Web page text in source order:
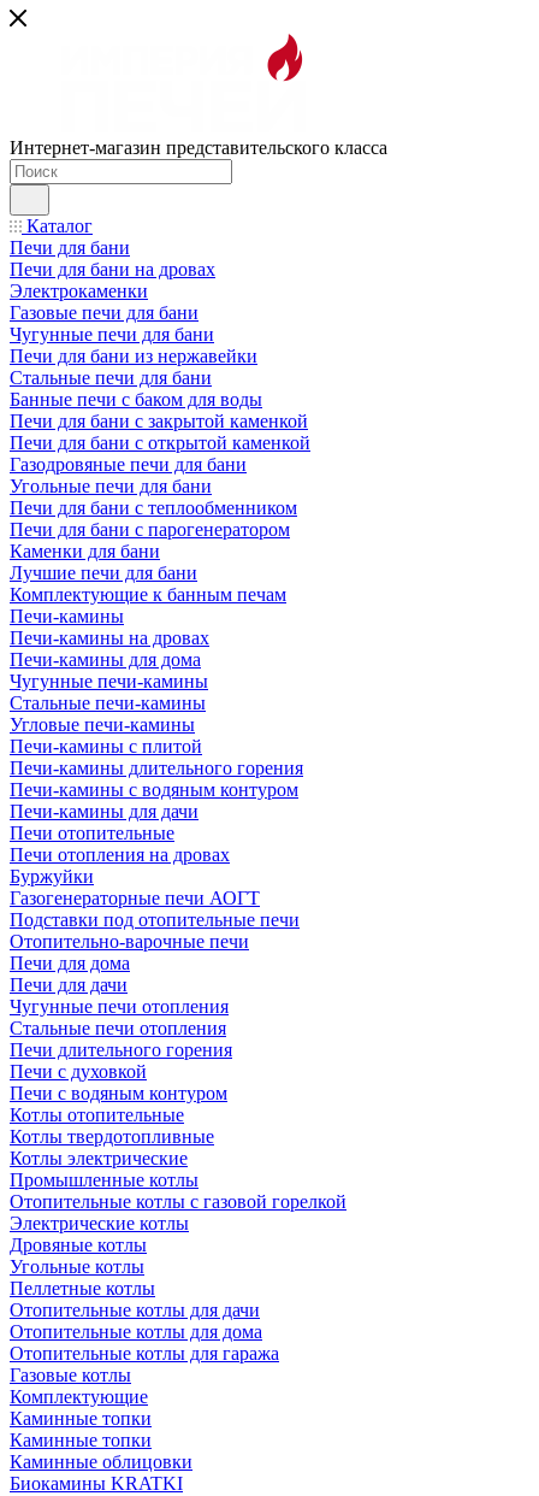
Интернет-магазин представительского класса
Каталог
Печи для бани
Печи для бани на дровах
Электрокаменки
Газовые печи для бани
Чугунные печи для бани
Печи для бани из нержавейки
Стальные печи для бани
Банные печи с баком для воды
Печи для бани с закрытой каменкой
Печи для бани с открытой каменкой
Газодровяные печи для бани
Угольные печи для бани
Печи для бани с теплообменником
Печи для бани с парогенератором
Каменки для бани
Лучшие печи для бани
Комплектующие к банным печам
Печи-камины
Печи-камины на дровах
Печи-камины для дома
Чугунные печи-камины
Стальные печи-камины
Угловые печи-камины
Печи-камины с плитой
Печи-камины длительного горения
Печи-камины с водяным контуром
Печи-камины для дачи
Печи отопительные
Печи отопления на дровах
Буржуйки
Газогенераторные печи АОГТ
Подставки под отопительные печи
Отопительно-варочные печи
Печи для дома
Печи для дачи
Чугунные печи отопления
Стальные печи отопления
Печи длительного горения
Печи с духовкой
Печи с водяным контуром
Котлы отопительные
Котлы твердотопливные
Котлы электрические
Промышленные котлы
Отопительные котлы с газовой горелкой
Электрические котлы
Дровяные котлы
Угольные котлы
Пеллетные котлы
Отопительные котлы для дачи
Отопительные котлы для дома
Отопительные котлы для гаража
Газовые котлы
Комплектующие
Каминные топки
Каминные топки
Каминные облицовки
Биокамины KRATKI